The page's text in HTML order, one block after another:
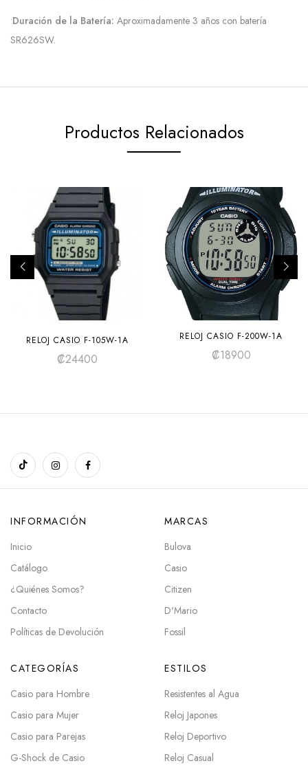
•Duración de la Batería: Aproximadamente 3 años con batería
SR626SW.
Productos Relacionados
RELOJ CASIO F-105W-1A
₡24400
RELOJ CASIO F-200W-1A
₡18900
INFORMACIÓN
Inicio
Catálogo
¿Quiénes Somos?
Contacto
Políticas de Devolución
MARCAS
Bulova
Casio
Citizen
D'Mario
Fossil
CATEGORÍAS
Casio para Hombre
Casio para Mujer
Casio para Parejas
G-Shock de Casio
ESTILOS
Resistentes al Agua
Reloj Japones
Reloj Deportivo
Reloj Casual